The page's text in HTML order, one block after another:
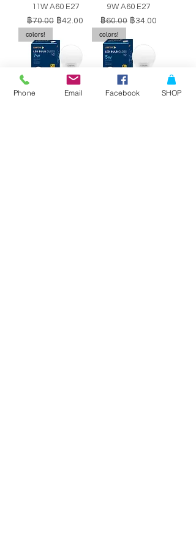
11W A60 E27
ราคาปกติ
฿70.00 ราคาขายลด
฿42.00
9W A60 E27
ราคาปกติ
฿60.00 ราคาขายลด
฿34.00
colors!
colors!
Phone Email Facebook SHOP